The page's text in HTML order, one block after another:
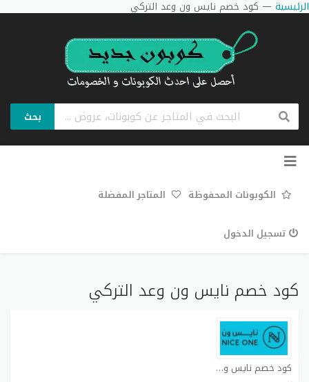
الرئيسية — كود خصم نايس ون وعد التركي
بحث
تخطي
الكوبونات المحفوظة المتاجر المفضلة
تسجيل الدخول
كود خصم نايس ون وعد التركي
كود خصم نايس ون كوبون